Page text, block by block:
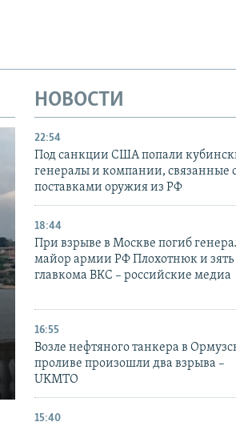
НОВОСТИ
22:54
Под санкции США попали
генералы и компании, связанные
поставками оружия из РФ
18:44
При взрыве в Москве погиб
майор армии РФ Плохотнюк и зять
главкома ВКС – российские медиа
16:55
Возле нефтяного танкера в
проливе произошли два взрыва –
UKMTO
15:40